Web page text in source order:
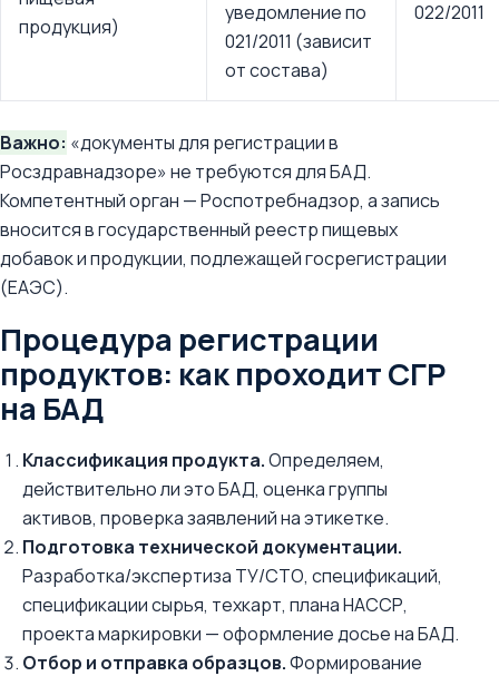
продукция)
уведомление по
021/2011 (зависит
от состава)
022/2011
Важно: «документы для регистрации в
Росздравнадзоре» не требуются для БАД.
Компетентный орган — Роспотребнадзор, а запись
вносится в государственный реестр пищевых
добавок и продукции, подлежащей госрегистрации
(ЕАЭС).
Процедура регистрации
продуктов: как проходит СГР
на БАД
Классификация продукта.Определяем,
действительно ли это БАД, оценка группы
активов, проверка заявлений на этикетке.
Подготовка технической документации.
Разработка/экспертиза ТУ/СТО, спецификаций,
спецификации сырья, техкарт, плана НАССР,
проекта маркировки — оформление досье на БАД.
Отбор и отправка образцов.Формирование